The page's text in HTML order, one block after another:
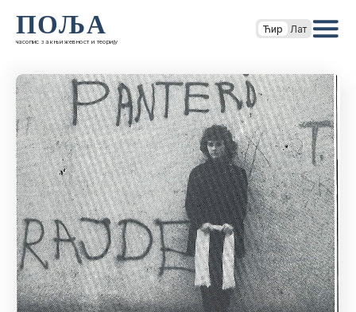
ПОЉА
часопис за књижевност и теорију
Ћир Лат